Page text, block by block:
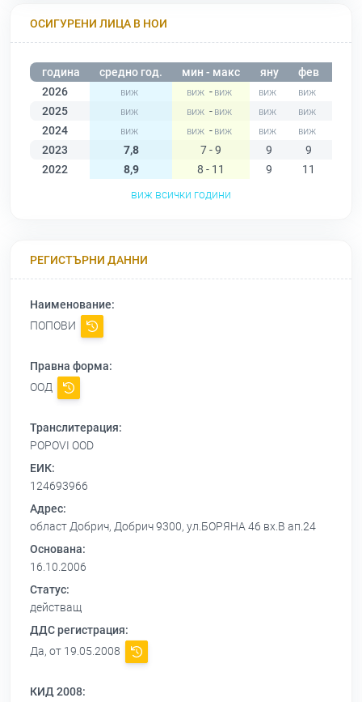
ОСИГУРЕНИ ЛИЦА В НОИ
година средно год. мин - макс яну фев
2026
-
2025
-
2024
-
2023
7,8 7 - 9 9 9
2022
8,9 8 - 11 9 11
виж всички години
РЕГИСТЪРНИ ДАННИ
Наименование:
ПОПОВИ
Правна форма:
ООД
Транслитерация:
POPOVI OOD
ЕИК:
124693966
Адрес:
област Добрич, Добрич 9300, ул.БОРЯНА 46 вх.В ап.24
Основана:
16.10.2006
Статус:
действащ
ДДС регистрация:
Да, от 19.05.2008
КИД 2008: